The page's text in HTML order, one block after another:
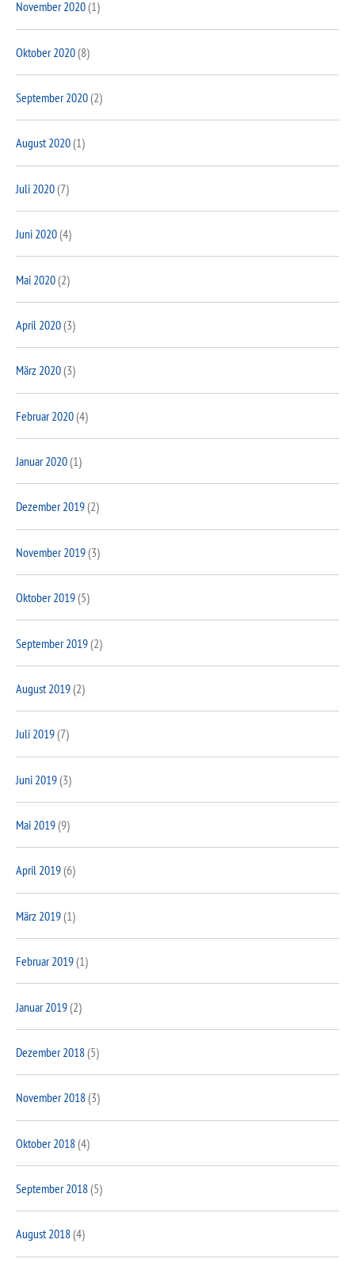
November 2020(1)
Oktober 2020(8)
September 2020(2)
August 2020(1)
Juli 2020(7)
Juni 2020(4)
Mai 2020(2)
April 2020(3)
März 2020(3)
Februar 2020(4)
Januar 2020(1)
Dezember 2019(2)
November 2019(3)
Oktober 2019(5)
September 2019(2)
August 2019(2)
Juli 2019(7)
Juni 2019(3)
Mai 2019(9)
April 2019(6)
März 2019(1)
Februar 2019(1)
Januar 2019(2)
Dezember 2018(5)
November 2018(3)
Oktober 2018(4)
September 2018(5)
August 2018(4)